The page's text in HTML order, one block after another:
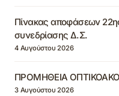
Πίνακας αποφάσεων
συνεδρίασης Δ.Σ.
4 Αυγούστου 2026
ΠΡΟΜΗΘΕΙΑ
3 Αυγούστου 2026